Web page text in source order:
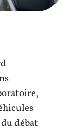
débat